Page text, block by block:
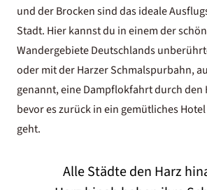
und der Brocken sind das ideale
Stadt. Hier kannst du in einem der
Wandergebiete Deutschlands
oder mit der Harzer Schmalspurbahn,
genannt, eine Dampflokfahrt durch den
bevor es zurück in ein gemütliches
geht.
Alle Städte den Harz